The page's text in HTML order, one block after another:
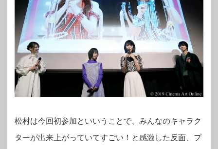
松村は今回初参加といいうことで、みんなのキャラク
ターが出来上がっていてすごい！と感激した反面、プ